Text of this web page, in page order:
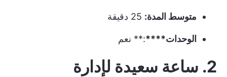
متوسط المدة:
الوحدات****:** نعم
2. ساعة سعيدة لإدارة